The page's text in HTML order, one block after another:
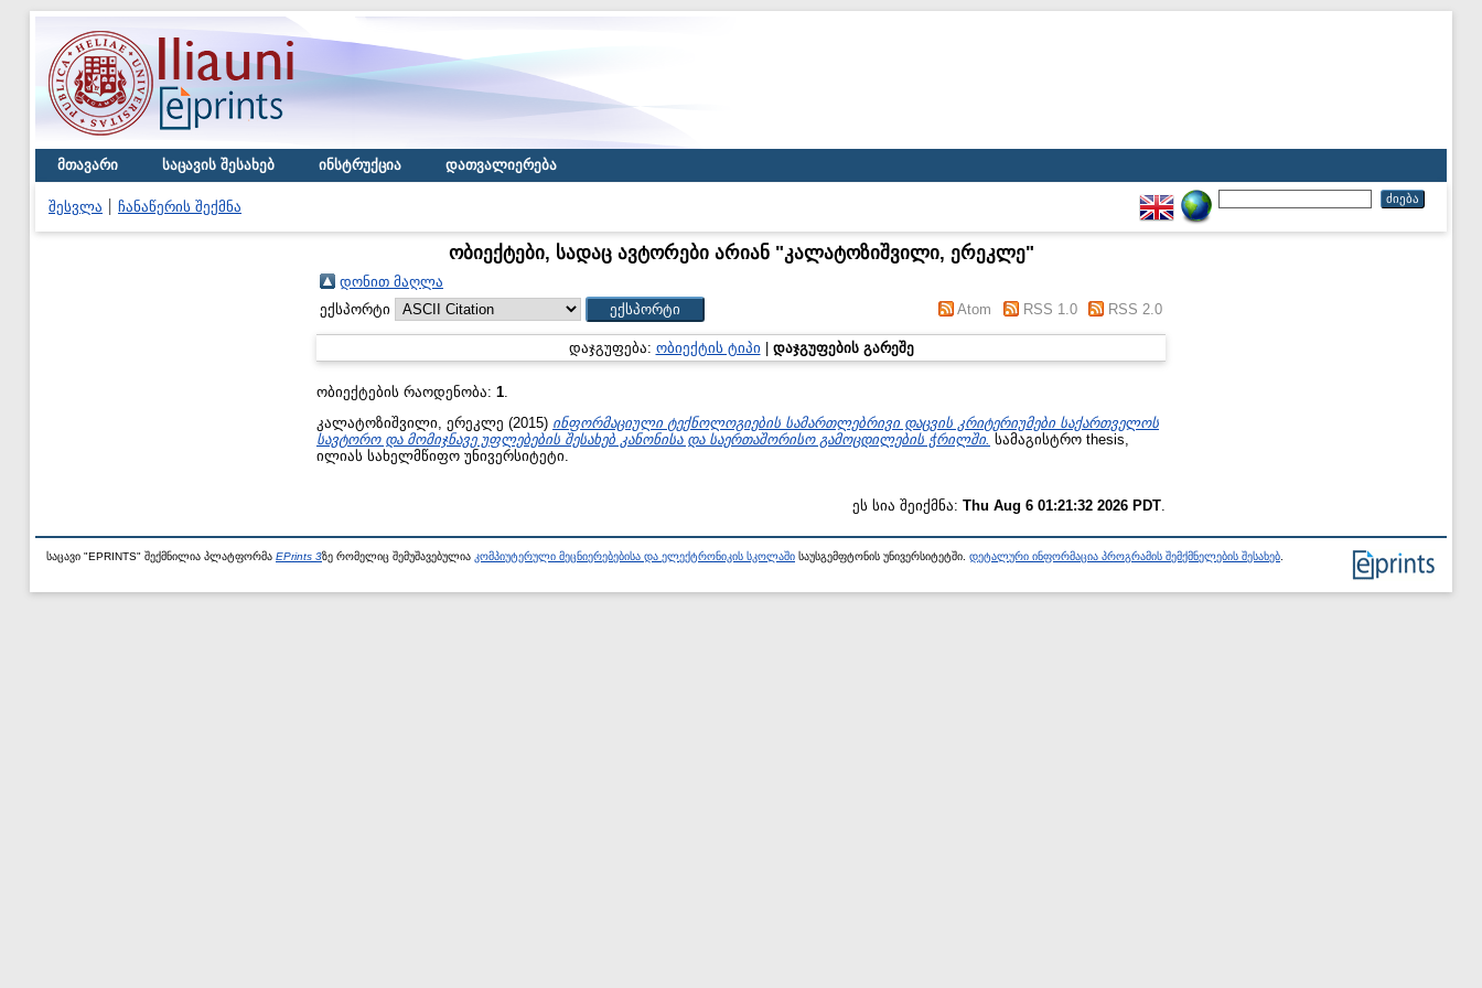
მთავარი საცავის შესახებ ინსტრუქცია დათვალიერება
შესვლა ჩანაწერის შექმნა
ობიექტები, სადაც ავტორები არიან "კალატოზიშვილი, ერეკლე"
დონით მაღლა
ექსპორტი
Atom RSS 1.0 RSS 2.0
დაჯგუფება: ობიექტის ტიპი დაჯგუფების გარეშე
ობიექტების რაოდენობა: 1.
კალატოზიშვილი, ერეკლე (2015) ინფორმაციული ტექნოლოგიების სამართლებრივი დაცვის კრიტერიუმები საქართველოს
სავტორო და მომიჯნავე უფლებების შესახებ კანონისა და საერთაშორისო გამოცდილების ჭრილში. სამაგისტრო thesis,
ილიას სახელმწიფო უნივერსიტეტი.
ეს სია შეიქმნა: Thu Aug 6 01:21:32 2026 PDT
საცავი "EPRINTS" შექმნილია პლატფორმა EPrints 3ზე რომელიც შემუშავებულია კომპიუტერული მეცნიერებებისა და ელექტრონიკის სკოლაში საუსგემფტონის უნივერსიტეტში. დეტალური ინფორმაცია პროგრამის შემქმნელების შესახებ